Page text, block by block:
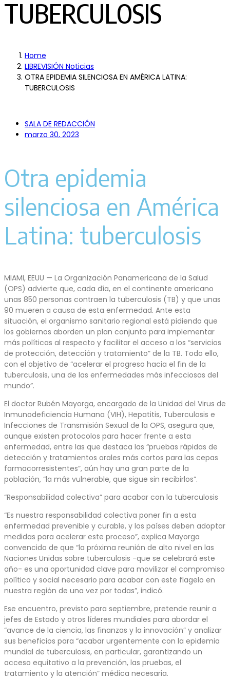
TUBERCULOSIS
Home
LIBREVISIÓN Noticias
OTRA EPIDEMIA SILENCIOSA EN AMÉRICA LATINA:
TUBERCULOSIS
SALA DE REDACCIÓN
marzo 30, 2023
Otra epidemia
silenciosa en América
Latina: tuberculosis
MIAMI, EEUU — La Organización Panamericana de la Salud
(OPS) advierte que, cada día, en el continente americano
unas 850 personas contraen la tuberculosis (TB) y que unas
90 mueren a causa de esta enfermedad. Ante esta
situación, el organismo sanitario regional está pidiendo que
los gobiernos aborden un plan conjunto para implementar
más políticas al respecto y facilitar el acceso a los “servicios
de protección, detección y tratamiento” de la TB. Todo ello,
con el objetivo de “acelerar el progreso hacia el fin de la
tuberculosis, una de las enfermedades más infecciosas del
mundo”.
El doctor Rubén Mayorga, encargado de la Unidad del Virus de
Inmunodeficiencia Humana (VIH), Hepatitis, Tuberculosis e
Infecciones de Transmisión Sexual de la OPS, asegura que,
aunque existen protocolos para hacer frente a esta
enfermedad, entre las que destaca las “pruebas rápidas de
detección y tratamientos orales más cortos para las cepas
farmacorresistentes”, aún hay una gran parte de la
población, “la más vulnerable, que sigue sin recibirlos”.
“Responsabilidad colectiva” para acabar con la tuberculosis
“Es nuestra responsabilidad colectiva poner fin a esta
enfermedad prevenible y curable, y los países deben adoptar
medidas para acelerar este proceso”, explica Mayorga
convencido de que “la próxima reunión de alto nivel en las
Naciones Unidas sobre tuberculosis -que se celebrará este
año- es una oportunidad clave para movilizar el compromiso
político y social necesario para acabar con este flagelo en
nuestra región de una vez por todas”, indicó.
Ese encuentro, previsto para septiembre, pretende reunir a
jefes de Estado y otros líderes mundiales para abordar el
“avance de la ciencia, las finanzas y la innovación” y analizar
sus beneficios para “acabar urgentemente con la epidemia
mundial de tuberculosis, en particular, garantizando un
acceso equitativo a la prevención, las pruebas, el
tratamiento y la atención” médica necesaria.